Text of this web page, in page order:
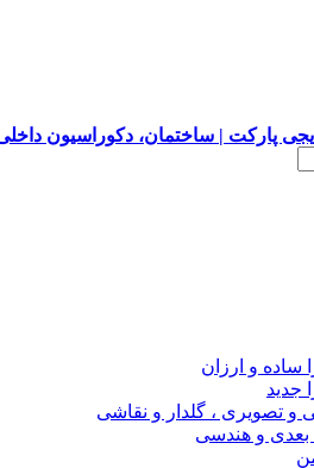
پارکت | ساختمان، دکوراسیون
ساده و ارزان
جدید
و تصویری ، گلدار و نقاشی
بعدی و هندسی